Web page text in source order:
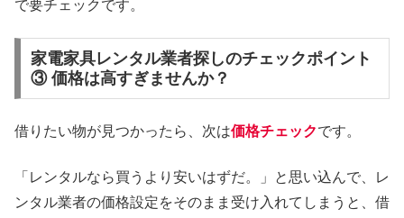
で要チェックです。
家電家具レンタル業者探しのチェックポイント
③ 価格は高すぎませんか？
借りたい物が見つかったら、次は価格チェックです。
「レンタルなら買うより安いはずだ。」と思い込んで、レ
ンタル業者の価格設定をそのまま受け入れてしまうと、借